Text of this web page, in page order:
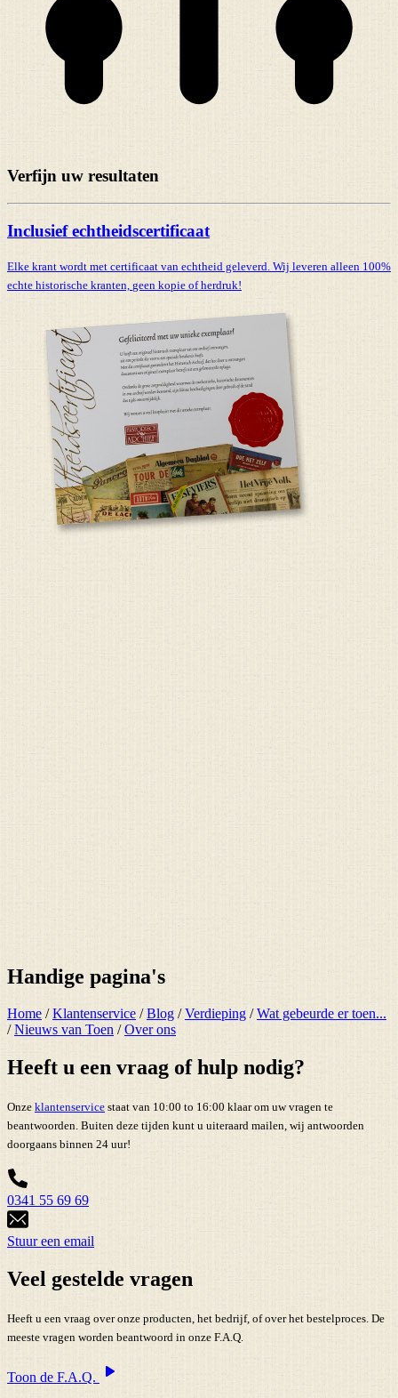
Verfijn uw resultaten
Inclusief echtheidscertificaat
Elke krant wordt met certificaat van echtheid geleverd. Wij leveren alleen 100%
echte historische kranten, geen kopie of herdruk!
Handige pagina's
Home /Klantenservice /Blog /Verdieping /Wat gebeurde er toen...
/Nieuws van Toen /Over ons
Heeft u een vraag of hulp nodig?
Onze klantenservice staat van 10:00 to 16:00 klaar om uw vragen te
beantwoorden. Buiten deze tijden kunt u uiteraard mailen, wij antwoorden
doorgaans binnen 24 uur!
0341 55 69 69
Stuur een email
Veel gestelde vragen
Heeft u een vraag over onze producten, het bedrijf, of over het bestelproces. De
meeste vragen worden beantwoord in onze F.A.Q.
Toon de F.A.Q.